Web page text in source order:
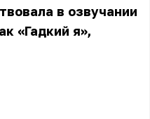
в озвучании
«Гадкий я»,